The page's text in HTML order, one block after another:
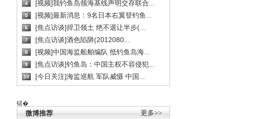
4 [视频]我钓鱼岛领海基线声明交存联合...
5 [视频]最新消息：9名日本右翼登钓鱼...
6 [焦点访谈]捍卫领土 绝不退让半步(...
7 [焦点访谈]酒色陷阱(2012080...
8 [视频]中国海监船舶编队 抵钓鱼岛海...
9 [焦点访谈]钓鱼岛：中国主权不容侵犯...
10 [今日关注]海监巡航 军队威慑 中国...
锘�
更多>>
微博推荐